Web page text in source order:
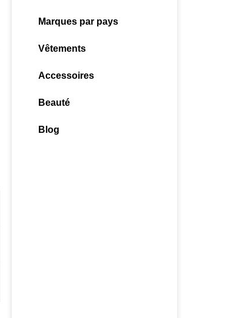
Marques par pays
Vêtements
Accessoires
Beauté
Blog